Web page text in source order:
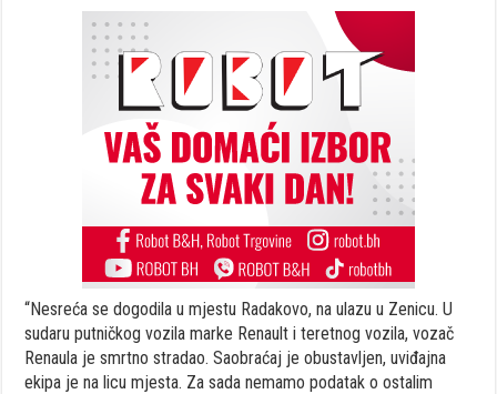
“Nesreća se dogodila u mjestu Radakovo, na ulazu u Zenicu. U
sudaru putničkog vozila marke Renault i teretnog vozila, vozač
Renaula je smrtno stradao. Saobraćaj je obustavljen, uviđajna
ekipa je na licu mjesta. Za sada nemamo podatak o ostalim